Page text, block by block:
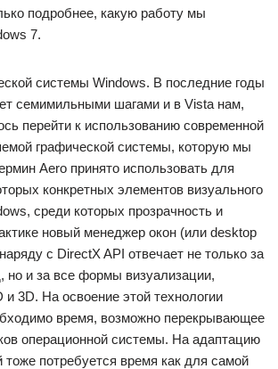
подробнее, какую работу мы
7.
системы Windows. В последние годы
семимильными шагами и в Vista нам,
перейти к использованию современной
графической системы, которую мы
Aero принято использовать для
конкретных элементов визуального
среди которых прозрачность и
новый менеджер окон (или desktop
с DirectX API отвечает не только за
но и за все формы визуализации,
и 3D. На освоение этой технологии
время, возможно перекрывающее
операционной системы. На адаптацию
тоже потребуется время как для самой